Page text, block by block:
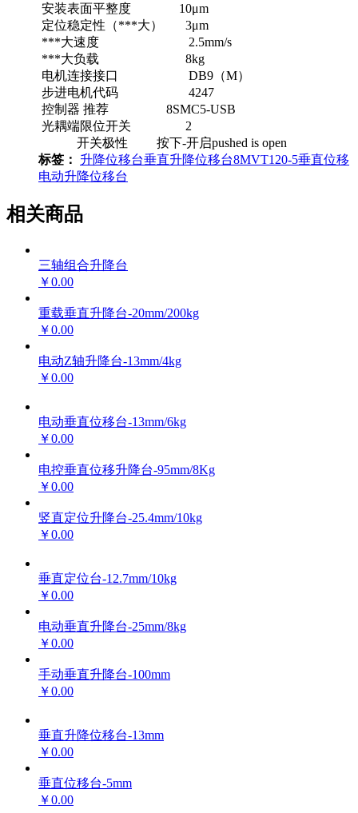
安装表面平整度 10μm
定位稳定性（***大） 3μm
***大速度 2.5mm/s
***大负载 8kg
电机连接接口 DB9（M）
步进电机代码 4247
控制器 推荐 8SMC5-USB
光耦端限位开关 2
开关极性 按下-开启pushed is open
标签：
升降位移台垂直升降位移台8MVT120-5垂直位移
电动升降位移台
相关商品
三轴组合升降台
￥0.00
重载垂直升降台-20mm/200kg
￥0.00
电动Z轴升降台-13mm/4kg
￥0.00
电动垂直位移台-13mm/6kg
￥0.00
电控垂直位移升降台-95mm/8Kg
￥0.00
竖直定位升降台-25.4mm/10kg
￥0.00
垂直定位台-12.7mm/10kg
￥0.00
电动垂直升降台-25mm/8kg
￥0.00
手动垂直升降台-100mm
￥0.00
垂直升降位移台-13mm
￥0.00
垂直位移台-5mm
￥0.00